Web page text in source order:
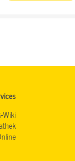
Wiki